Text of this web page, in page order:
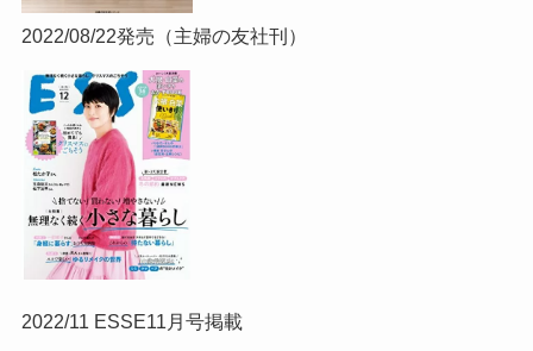
2022/08/22発売（主婦の友社刊）
2022/11 ESSE11月号掲載